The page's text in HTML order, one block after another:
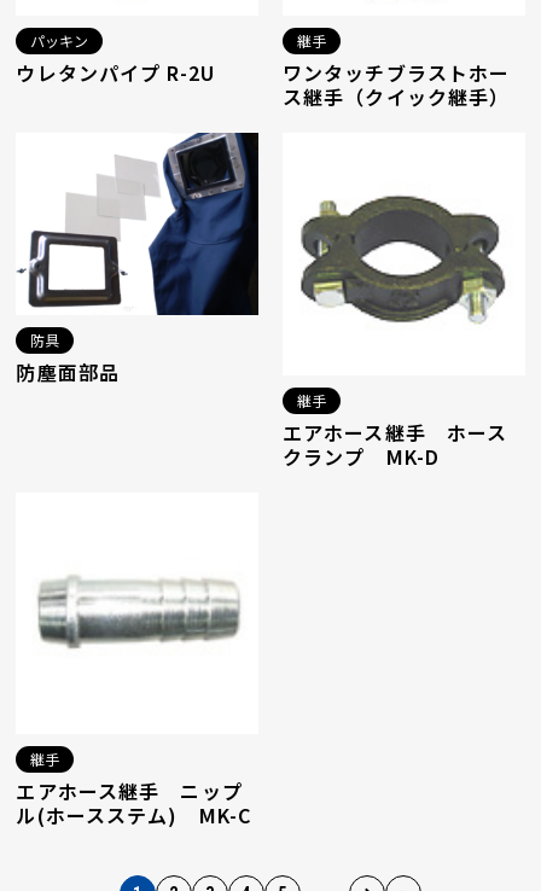
パッキン
ウレタンパイプ R-2U
継手
ワンタッチブラストホー
ス継手（クイック継手）
防具
防塵面部品
継手
エアホース継手 ホース
クランプ MK-D
継手
エアホース継手 ニップ
ル(ホースステム) MK-C